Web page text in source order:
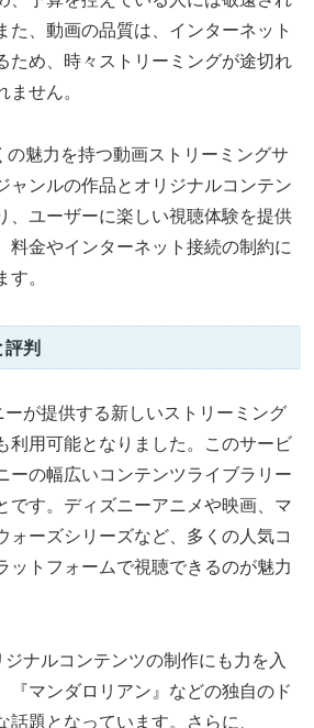
た、動画の品質は、インターネット
ため、時々ストリーミングが途切れ
ません。
魅力を持つ動画ストリーミングサ
ャンルの作品とオリジナルコンテン
、ユーザーに楽しい視聴体験を提供
料金やインターネット接続の制約に
。
判
が提供する新しいストリーミング
利用可能となりました。このサービ
ーの幅広いコンテンツライブラリー
です。ディズニーアニメや映画、マ
ォーズシリーズなど、多くの人気コ
ットフォームで視聴できるのが魅力
ナルコンテンツの制作にも力を入
『マンダロリアン』などの独自のド
話題となっています。さらに、